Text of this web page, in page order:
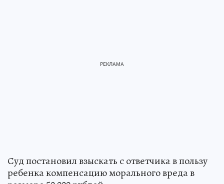
Суд постановил взыскать с ответчика в пользу
ребенка компенсацию морального вреда в